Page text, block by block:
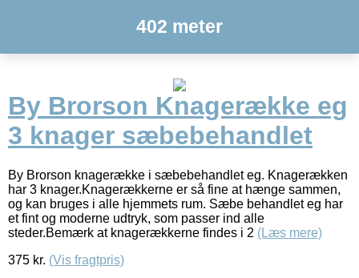
402 meter
By Brorson Knagerække eg
3 knager sæbebehandlet
By Brorson knagerække i sæbebehandlet eg. Knagerækken
har 3 knager.Knagerækkerne er så fine at hænge sammen,
og kan bruges i alle hjemmets rum. Sæbe behandlet eg har
et fint og moderne udtryk, som passer ind alle
steder.Bemærk at knagerækkerne findes i 2 (Læs mere)
375 kr. (Vis fragtpris)